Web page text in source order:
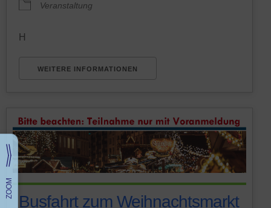
Veranstaltung
H
WEITERE INFORMATIONEN
Busfahrt zum Weihnachtsmarkt